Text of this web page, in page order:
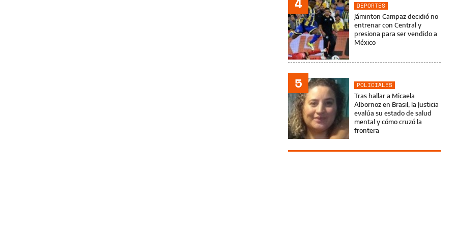
DEPORTES
Jáminton Campaz decidió no
entrenar con Central y
presiona para ser vendido a
México
5
POLICIALES
Tras hallar a Micaela
Albornoz en Brasil, la Justicia
evalúa su estado de salud
mental y cómo cruzó la
frontera